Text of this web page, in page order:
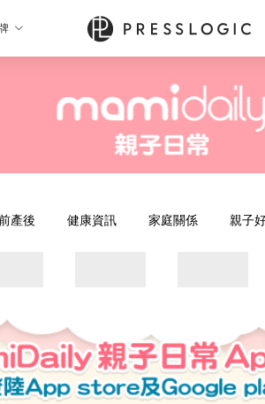
產後 健康資訊 家庭關係 親子